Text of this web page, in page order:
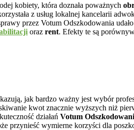
kobiety, która doznała poważnych
z usług lokalnej kancelarii
przez Votum Odszkodowania
oraz rent. Efekty te są
jak bardzo ważny jest wybór
kwot znacznie wyższych niż
działań Votum
przynieść wymierne korzyści dla